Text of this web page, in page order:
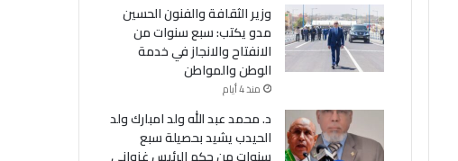
وزير الثقافة والفنون الحسين
مدو يكتب: سبع سنوات من
الانفتاح والانجاز في خدمة
الوطن والمواطن
منذ 4 أيام
د. محمد عبد الله ولد امبارك ولد
الحيدب يشيد بحصيلة سبع